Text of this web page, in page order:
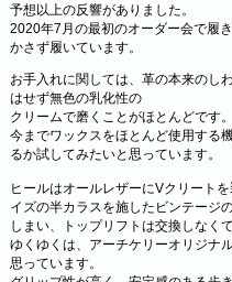
予想以上の反響がありました。
2020年7月の最初のオーダー会で履
かさず履いています。
お手入れに関しては、革の本来のし
はせず無色の乳化性の
クリームで磨くことがほとんどです。
今までワックスをほとんど使用する
るか試してみたいと思っています。
ヒールはオールレザーにVクリート
イズの半カラスを施したビンテージ
しまい、トップリフトは交換しなく
ゆくゆくは、アーチケリーオリジナ
思っています。